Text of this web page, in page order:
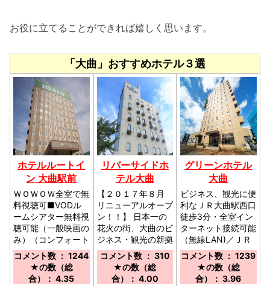
お役に立てることができれば嬉しく思います。
「大曲」おすすめホテル３選
ホテルルートイ
ン 大曲駅前
ＷＯＷＯＷ全室で無
料視聴可■VODル
ームシアター無料視
聴可能（一般映画の
み）（コンフォート
特典）／ＪＲ秋田新
幹線大曲駅より徒歩
３分/大曲I.Cより車
コメント数 ： 1244
★の数（総
合）： 4.35
リバーサイドホ
テル大曲
【２０１７年８月
リニューアルオープ
ン！！】 日本一の
花火の街、大曲のビ
ジネス・観光の新拠
点♪／大曲駅より徒
歩約7分 秋田自動車
道大曲ＩＣより約
コメント数 ： 310
★の数（総
合）： 4.00
グリーンホテル
大曲
ビジネス、観光に便
利なＪＲ大曲駅西口
徒歩3分・全室イン
ターネット接続可能
（無線LAN)／ＪＲ
大曲駅より徒歩3分
／秋田自動車道大曲
ＩＣより１０分／秋
コメント数 ： 1239
★の数（総
合）： 3.96